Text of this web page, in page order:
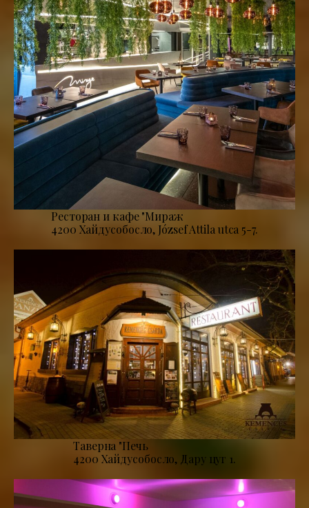
Ресторан и кафе "Мираж
4200 Хайдусобосло, József Attila utca 5-7.
Таверна "Печь
4200 Хайдусобосло, Дару цуг 1.